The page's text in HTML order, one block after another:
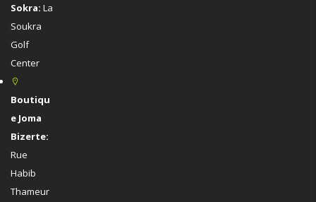
Sokra: La
Soukra
Golf
Center
Boutiqu
e Joma
Bizerte:
Rue
Habib
Thameur